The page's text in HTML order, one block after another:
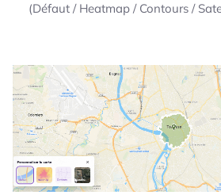
(Défaut / Heatmap / Contours /